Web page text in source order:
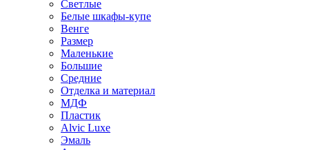
Светлые
Белые шкафы-купе
Венге
Размер
Маленькие
Большие
Средние
Отделка и материал
МДФ
Пластик
Alvic Luxe
Эмаль